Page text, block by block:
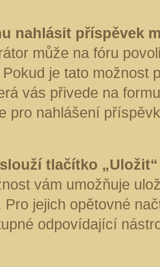
nahlásit příspěvek
může na fóru
Pokud je tato možnost
vás přivede na
pro nahlášení
tlačítko
vám umožňuje
Pro jejich opětovné
odpovídající